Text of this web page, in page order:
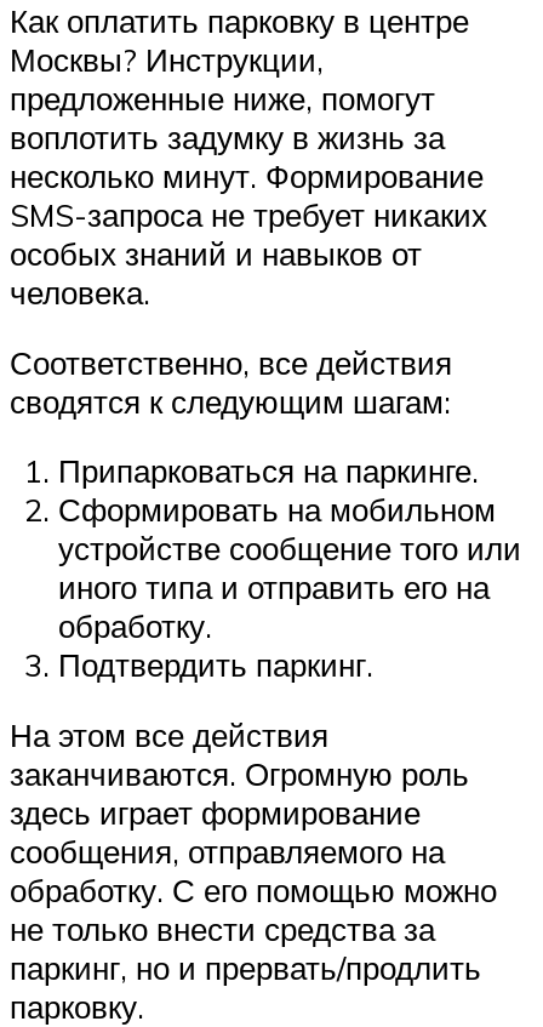
Как оплатить парковку в центре
Москвы? Инструкции,
предложенные ниже, помогут
воплотить задумку в жизнь за
несколько минут. Формирование
SMS-запроса не требует никаких
особых знаний и навыков от
человека.
Соответственно, все действия
сводятся к следующим шагам:
Припарковаться на паркинге.
Сформировать на мобильном
устройстве сообщение того или
иного типа и отправить его на
обработку.
Подтвердить паркинг.
На этом все действия
заканчиваются. Огромную роль
здесь играет формирование
сообщения, отправляемого на
обработку. С его помощью можно
не только внести средства за
паркинг, но и прервать/продлить
парковку.